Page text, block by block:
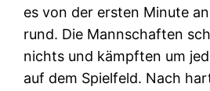
es von der ersten Minute
rund. Die Mannschaften
nichts und kämpften um
auf dem Spielfeld. Nach